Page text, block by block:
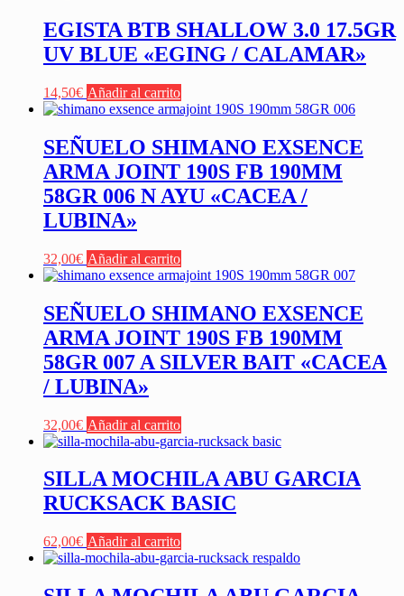
EGISTA BTB SHALLOW 3.0 17.5GR
UV BLUE «EGING / CALAMAR»
14,50€ Añadir al carrito
SEÑUELO SHIMANO EXSENCE
ARMA JOINT 190S FB 190MM
58GR 006 N AYU «CACEA /
LUBINA»
32,00€ Añadir al carrito
SEÑUELO SHIMANO EXSENCE
ARMA JOINT 190S FB 190MM
58GR 007 A SILVER BAIT «CACEA
/ LUBINA»
32,00€ Añadir al carrito
SILLA MOCHILA ABU GARCIA
RUCKSACK BASIC
62,00€ Añadir al carrito